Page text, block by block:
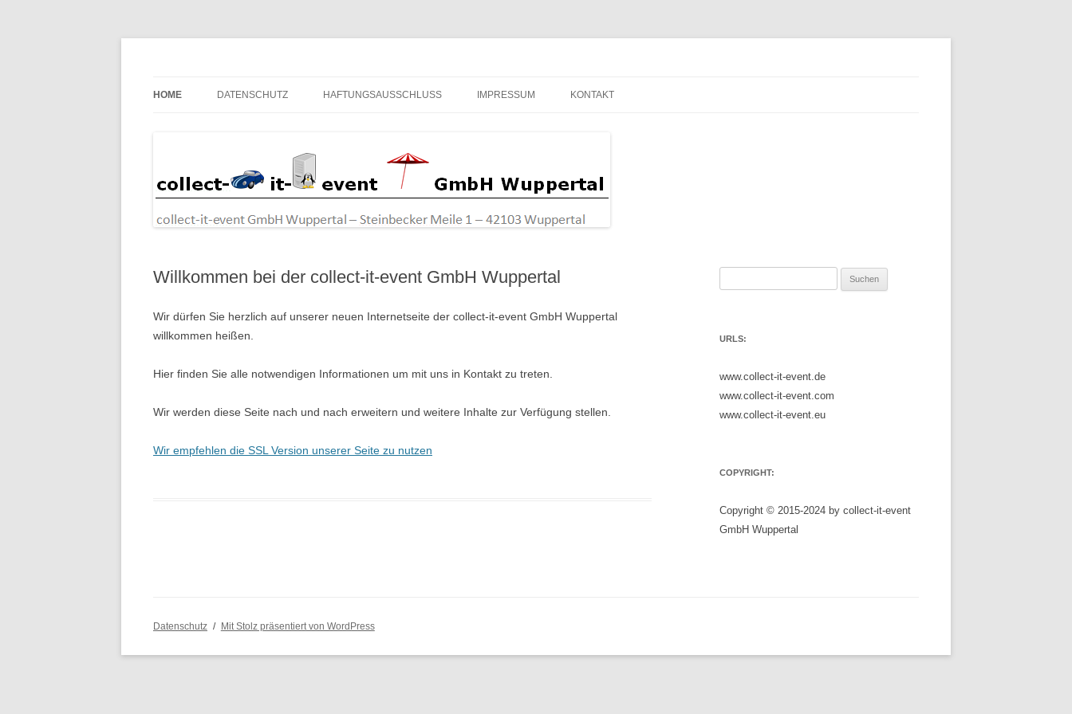
HOME DATENSCHUTZ HAFTUNGSAUSSCHLUSS IMPRESSUM KONTAKT
Willkommen bei der collect-it-event GmbH Wuppertal
Wir dürfen Sie herzlich auf unserer neuen Internetseite der collect-it-event GmbH Wuppertal
willkommen heißen.
Hier finden Sie alle notwendigen Informationen um mit uns in Kontakt zu treten.
Wir werden diese Seite nach und nach erweitern und weitere Inhalte zur Verfügung stellen.
Wir empfehlen die SSL Version unserer Seite zu nutzen
URLS:
www.collect-it-event.de
www.collect-it-event.com
www.collect-it-event.eu
COPYRIGHT:
Copyright © 2015-2024 by collect-it-event
GmbH Wuppertal
Datenschutz Mit Stolz präsentiert von WordPress